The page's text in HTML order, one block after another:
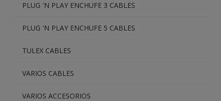
PLUG 'N PLAY ENCHUFE 3 CABLES
PLUG 'N PLAY ENCHUFE 5 CABLES
TULEX CABLES
VARIOS CABLES
VARIOS ACCESORIOS